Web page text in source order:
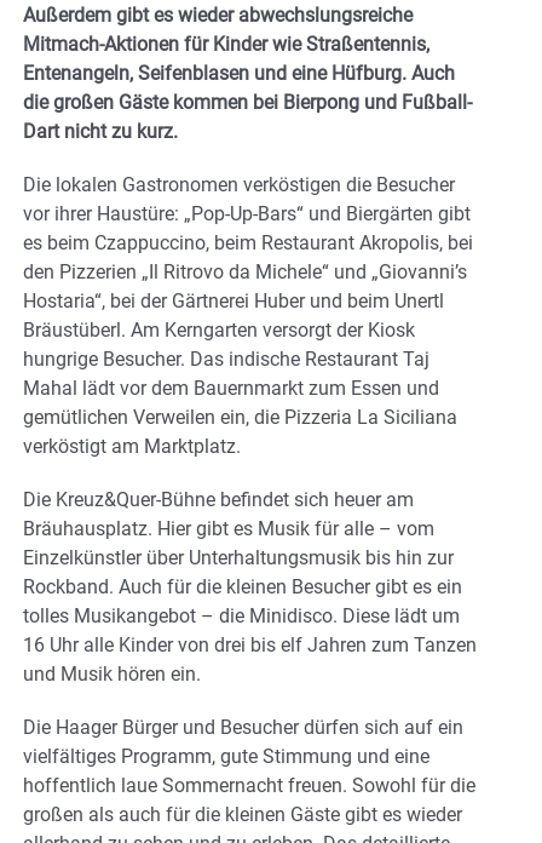
Außerdem gibt es wieder abwechslungsreiche
Mitmach-Aktionen für Kinder wie Straßentennis,
Entenangeln, Seifenblasen und eine Hüfburg. Auch
die großen Gäste kommen bei Bierpong und Fußball-
Dart nicht zu kurz.
Die lokalen Gastronomen verköstigen die Besucher
vor ihrer Haustüre: „Pop-Up-Bars“ und Biergärten gibt
es beim Czappuccino, beim Restaurant Akropolis, bei
den Pizzerien „Il Ritrovo da Michele“ und „Giovanni’s
Hostaria“, bei der Gärtnerei Huber und beim Unertl
Bräustüberl. Am Kerngarten versorgt der Kiosk
hungrige Besucher. Das indische Restaurant Taj
Mahal lädt vor dem Bauernmarkt zum Essen und
gemütlichen Verweilen ein, die Pizzeria La Siciliana
verköstigt am Marktplatz.
Die Kreuz&Quer-Bühne befindet sich heuer am
Bräuhausplatz. Hier gibt es Musik für alle – vom
Einzelkünstler über Unterhaltungsmusik bis hin zur
Rockband. Auch für die kleinen Besucher gibt es ein
tolles Musikangebot – die Minidisco. Diese lädt um
16 Uhr alle Kinder von drei bis elf Jahren zum Tanzen
und Musik hören ein.
Die Haager Bürger und Besucher dürfen sich auf ein
vielfältiges Programm, gute Stimmung und eine
hoffentlich laue Sommernacht freuen. Sowohl für die
großen als auch für die kleinen Gäste gibt es wieder